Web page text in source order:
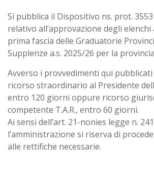
Si pubblica il Dispositivo ns. prot.
relativo all’approvazione degli
prima fascia delle Graduatorie
Supplenze a.s. 2025/26 per la
Avverso i provvedimenti qui pubblicati
ricorso straordinario al Presidente
entro 120 giorni oppure ricorso
competente T.A.R., entro 60 giorni.
Ai sensi dell’art. 21-nonies legge n.
l’amministrazione si riserva di
alle rettifiche necessarie.